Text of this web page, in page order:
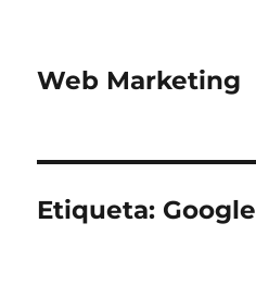
Web Marketing
Etiqueta: Google